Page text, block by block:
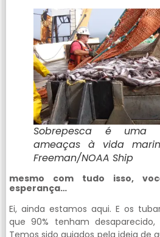
Sobrepesca é uma
ameaças à vida
Freeman/NOAA Ship
mesmo com tudo isso,
esperança…
Ei, ainda estamos aqui. E os
que 90% tenham